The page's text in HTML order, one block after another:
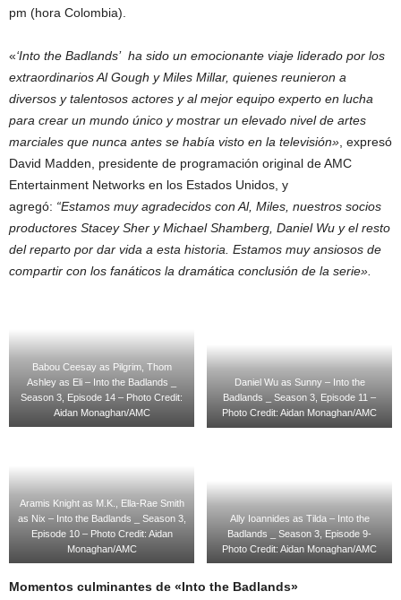
pm (hora Colombia).
«‘Into the Badlands’ ha sido un emocionante viaje liderado por los
extraordinarios Al Gough y Miles Millar, quienes reunieron a
diversos y talentosos actores y al mejor equipo experto en lucha
para crear un mundo único y mostrar un elevado nivel de artes
marciales que nunca antes se había visto en la televisión», expresó
David Madden, presidente de programación original de AMC
Entertainment Networks en los Estados Unidos, y
agregó: “Estamos muy agradecidos con Al, Miles, nuestros socios
productores Stacey Sher y Michael Shamberg, Daniel Wu y el resto
del reparto por dar vida a esta historia. Estamos muy ansiosos de
compartir con los fanáticos la dramática conclusión de la serie».
Babou Ceesay as Pilgrim, Thom
Ashley as Eli – Into the Badlands _
Season 3, Episode 14 – Photo Credit:
Aidan Monaghan/AMC
Daniel Wu as Sunny – Into the
Badlands _ Season 3, Episode 11 –
Photo Credit: Aidan Monaghan/AMC
Aramis Knight as M.K., Ella-Rae Smith
as Nix – Into the Badlands _ Season 3,
Episode 10 – Photo Credit: Aidan
Monaghan/AMC
Ally Ioannides as Tilda – Into the
Badlands _ Season 3, Episode 9-
Photo Credit: Aidan Monaghan/AMC
Momentos culminantes de «Into the Badlands»